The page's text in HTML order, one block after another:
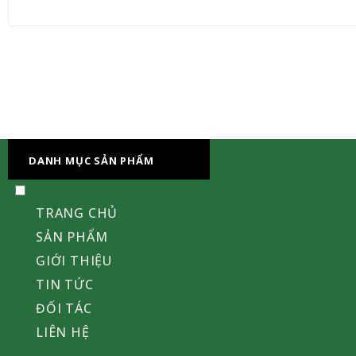
DANH MỤC SẢN PHẨM
TRANG CHỦ
SẢN PHẨM
GIỚI THIỆU
TIN TỨC
ĐỐI TÁC
LIÊN HỆ